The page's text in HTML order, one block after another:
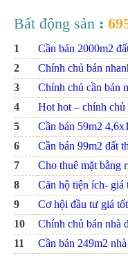
Bất động sản :
1
Cần bán 2000m2
2
Chính chủ bán
3
Chính chủ cần bán
4
Hot hot – chính chủ
5
Cần bán 59m2
6
Cần bán 99m2 đất
7
Cho thuê mặt bằng
8
Căn hộ tiện ích- giá
9
Cơ hội đầu tư giá
10
Chính chủ bán nhà
11
Cần bán 249m2